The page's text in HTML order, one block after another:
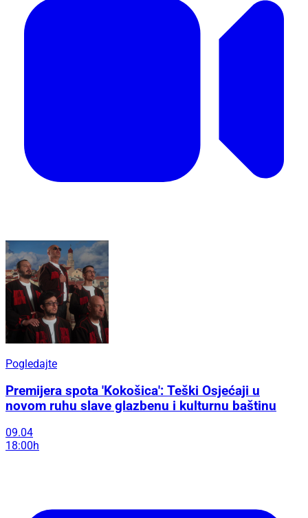
Pogledajte
Premijera spota 'Kokošica': Teški Osjećaji u
novom ruhu slave glazbenu i kulturnu baštinu
09.04
18:00h